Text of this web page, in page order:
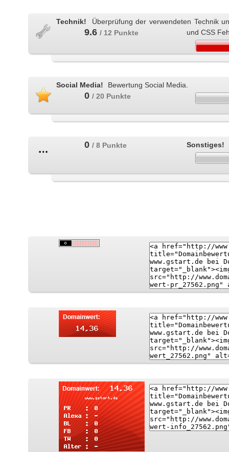
Technik!
Überprüfung der verwendeten Technik
und CSS
9.6 / 12 Punkte
Social Media! Bewertung Social Media.
0 / 20 Punkte
Sonstiges!
0 / 8 Punkte